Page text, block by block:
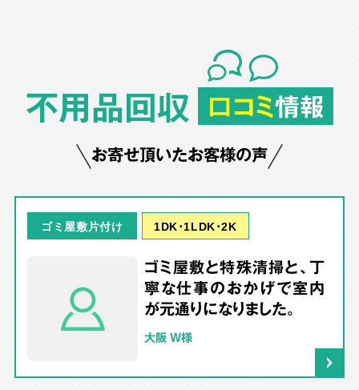
不用品回収 口コミ情報
お寄せ頂いたお客様の声
ゴミ屋敷片付け 1DK･1LDK･2K
ゴミ屋敷と特殊清掃と、丁
寧な仕事のおかげで室内
が元通りになりました。
大阪 W様